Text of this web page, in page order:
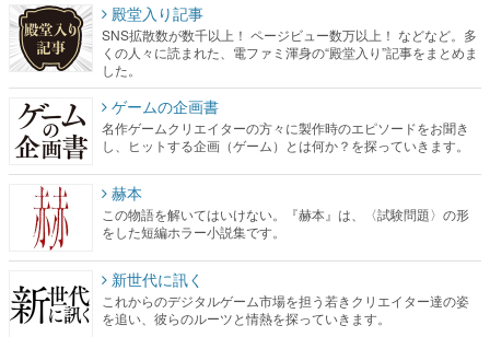
殿堂入り記事
SNS拡散数が数千以上！ ページビュー数万以上！ などなど。多
くの人々に読まれた、電ファミ渾身の“殿堂入り”記事をまとめま
した。
ゲームの企画書
名作ゲームクリエイターの方々に製作時のエピソードをお聞き
し、ヒットする企画（ゲーム）とは何か？を探っていきます。
赫本
この物語を解いてはいけない。『赫本』は、〈試験問題〉の形
をした短編ホラー小説集です。
新世代に訊く
これからのデジタルゲーム市場を担う若きクリエイター達の姿
を追い、彼らのルーツと情熱を探っていきます。